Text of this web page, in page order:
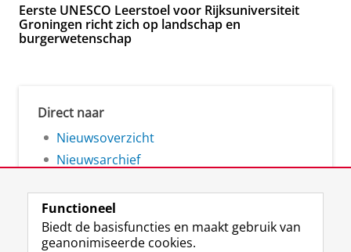
Eerste UNESCO Leerstoel voor Rijksuniversiteit
Groningen richt zich op landschap en
burgerwetenschap
Direct naar
Nieuwsoverzicht
Nieuwsarchief
Functioneel
Biedt de basisfuncties en maakt gebruik van
geanonimiseerde cookies.